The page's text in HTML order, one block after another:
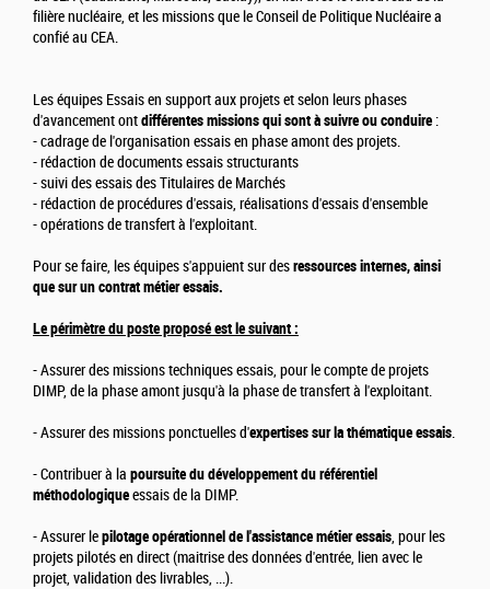
filière nucléaire, et les missions que le Conseil de Politique Nucléaire a
confié au CEA.
Les équipes Essais en support aux projets et selon leurs phases
d'avancement ontdifférentes missions qui sont à suivre ou conduire :
- cadrage de l'organisation essais en phase amont des projets.
- rédaction de documents essais structurants
- suivi des essais des Titulaires de Marchés
- rédaction de procédures d'essais, réalisations d'essais d'ensemble
- opérations de transfert à l'exploitant.
Pour se faire, les équipes s'appuient sur desressources internes, ainsi
que sur un contrat métier essais.
Le périmètre du poste proposé est le suivant :
- Assurer des missions techniques essais, pour le compte de projets
DIMP, de la phase amont jusqu'à la phase de transfert à l'exploitant.
- Assurer des missions ponctuelles d'expertises sur la thématique essais.
- Contribuer à la poursuite du développement du référentiel
méthodologiqueessais de la DIMP.
- Assurer lepilotage opérationnel de l'assistance métier essais, pour les
projets pilotés en direct (maitrise des données d'entrée, lien avec le
projet, validation des livrables, ...).